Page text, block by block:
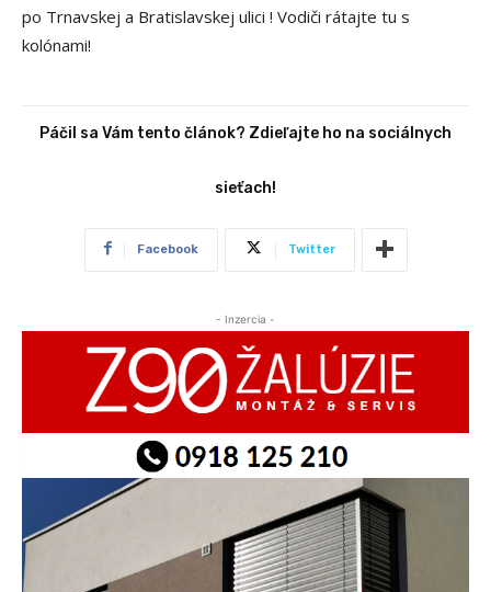
po Trnavskej a Bratislavskej ulici ! Vodiči rátajte tu s
kolónami!
Páčil sa Vám tento článok? Zdieľajte ho na sociálnych
sieťach!
Facebook Twitter
- Inzercia -